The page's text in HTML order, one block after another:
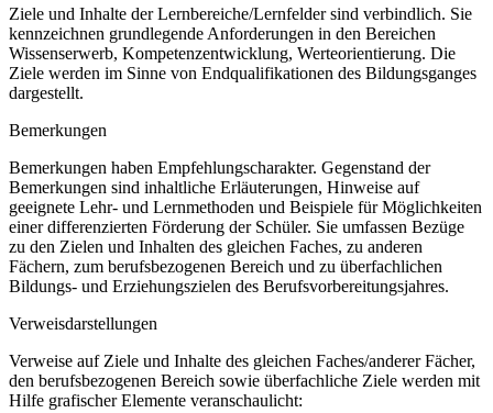
Ziele und Inhalte der Lernbereiche/Lernfelder sind verbindlich. Sie
kennzeichnen grundlegende Anforderungen in den Bereichen
Wissenserwerb, Kompetenzentwicklung, Werteorientierung. Die
Ziele werden im Sinne von Endqualifikationen des Bildungsganges
dargestellt.
Bemerkungen
Bemerkungen haben Empfehlungscharakter. Gegenstand der
Bemerkungen sind inhaltliche Erläuterungen, Hinweise auf
geeignete Lehr- und Lernmethoden und Beispiele für Möglichkeiten
einer differenzierten Förderung der Schüler. Sie umfassen Bezüge
zu den Zielen und Inhalten des gleichen Faches, zu anderen
Fächern, zum berufsbezogenen Bereich und zu überfachlichen
Bildungs- und Erziehungszielen des Berufsvorbereitungsjahres.
Verweisdarstellungen
Verweise auf Ziele und Inhalte des gleichen Faches/anderer Fächer,
den berufsbezogenen Bereich sowie überfachliche Ziele werden mit
Hilfe grafischer Elemente veranschaulicht: